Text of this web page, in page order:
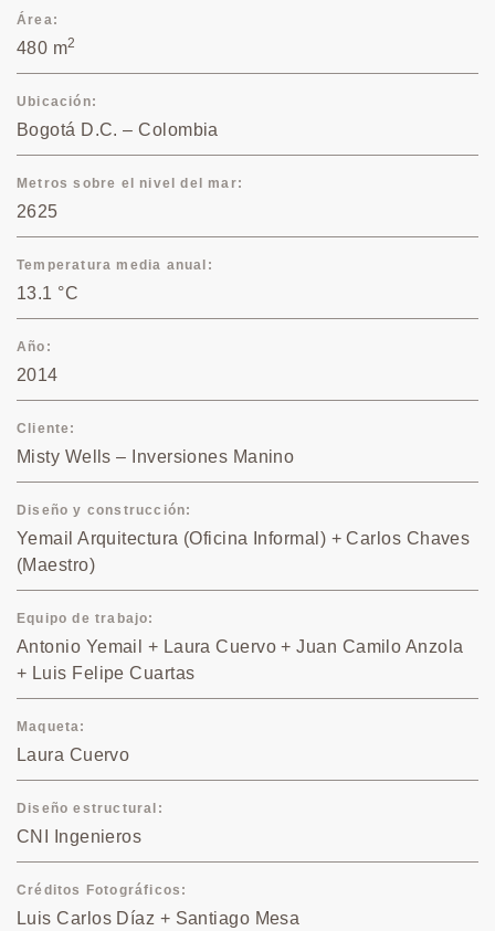
Área
480 m2
Ubicación
Bogotá D.C. – Colombia
Metros sobre el nivel del mar
2625
Temperatura media anual
13.1 °C
Año
2014
Cliente
Misty Wells – Inversiones Manino
Diseño y construcción
Yemail Arquitectura (Oficina Informal) + Carlos Chaves
(Maestro)
Equipo de trabajo
Antonio Yemail + Laura Cuervo + Juan Camilo Anzola
+ Luis Felipe Cuartas
Maqueta
Laura Cuervo
Diseño estructural
CNI Ingenieros
Créditos Fotográficos
Luis Carlos Díaz + Santiago Mesa